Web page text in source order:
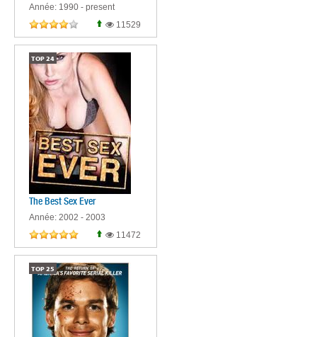
Année: 1990 - present
11529
TOP 24
The Best Sex Ever
Année: 2002 - 2003
11472
TOP 25